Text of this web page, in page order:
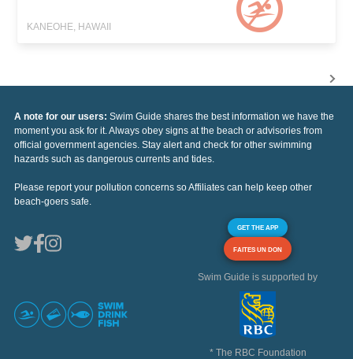
KANEOHE, HAWAII
A note for our users: Swim Guide shares the best information we have the
moment you ask for it. Always obey signs at the beach or advisories from
official government agencies. Stay alert and check for other swimming
hazards such as dangerous currents and tides.
Please report your pollution concerns so Affiliates can help keep other
beach-goers safe.
GET THE APP
FAITES UN DON
Swim Guide is supported by
* The RBC Foundation